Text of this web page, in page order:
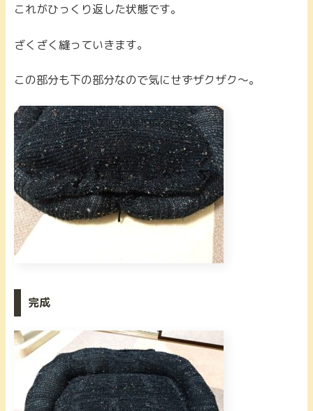
これがひっくり返した状態です。
ざくざく縫っていきます。
この部分も下の部分なので気にせずザクザク～。
完成